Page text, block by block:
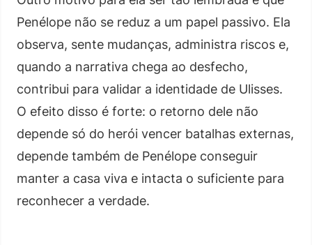
Penélope não se reduz a um papel passivo. Ela
observa, sente mudanças, administra riscos e,
quando a narrativa chega ao desfecho,
contribui para validar a identidade de Ulisses.
O efeito disso é forte: o retorno dele não
depende só do herói vencer batalhas externas,
depende também de Penélope conseguir
manter a casa viva e intacta o suficiente para
reconhecer a verdade.